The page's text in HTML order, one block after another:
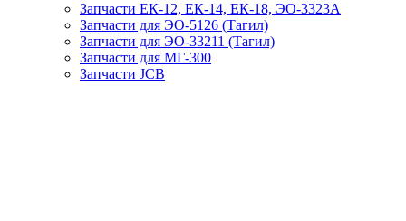
Запчасти ЕК-12, ЕК-14, ЕК-18, ЭО-3323А
Запчасти для ЭО-5126 (Тагил)
Запчасти для ЭО-33211 (Тагил)
Запчасти для МГ-300
Запчасти JCB